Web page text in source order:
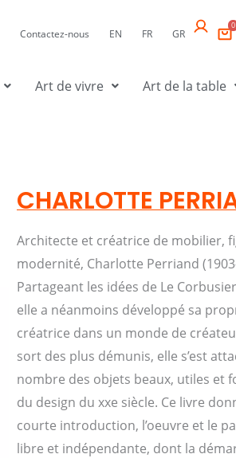
Contactez-nous EN FR GR
0
Art de vivre Art de la table
CHARLOTTE
Architecte et créatrice de mobilier,
modernité, Charlotte Perriand
Partageant les idées de Le
elle a néanmoins développé sa
créatrice dans un monde de
sort des plus démunis, elle s’est
nombre des objets beaux, utiles et
du design du xxe siècle. Ce livre
courte introduction, l’oeuvre et le
libre et indépendante, dont la